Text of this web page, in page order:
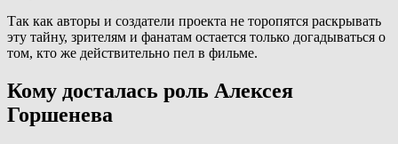
Так как авторы и создатели проекта не торопятся раскрывать
эту тайну, зрителям и фанатам остается только догадываться о
том, кто же действительно пел в фильме.
Кому досталась роль Алексея
Горшенева